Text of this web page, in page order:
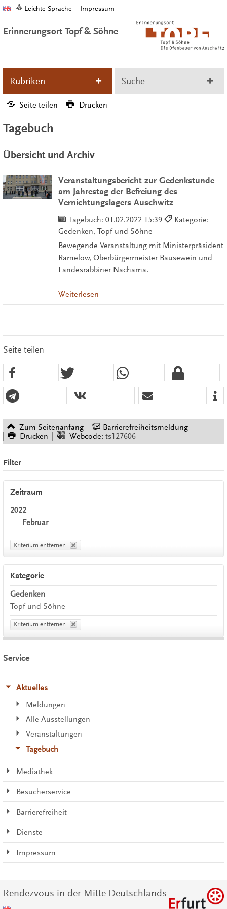
Leichte Sprache Impressum
Erinnerungsort Topf & Söhne
Rubriken Suche
Seite teilen Drucken
Tagebuch
Übersicht und Archiv
Veranstaltungsbericht zur Gedenkstunde
am Jahrestag der Befreiung des
Vernichtungslagers Auschwitz
Tagebuch: 01.02.2022 15:39
Kategorie:
Gedenken, Topf und Söhne
Bewegende Veranstaltung mit Ministerpräsident
Ramelow, Oberbürgermeister Bausewein und
Landesrabbiner Nachama.
Weiterlesen
Seite teilen
Zum Seitenanfang
Barrierefreiheitsmeldung
Drucken
Webcode: ts127606
Filter
Zeitraum
2022
Februar
Kriterium entfernen
Kategorie
Gedenken
Topf und Söhne
Kriterium entfernen
Service
Aktuelles
Meldungen
Alle Ausstellungen
Veranstaltungen
Tagebuch
Mediathek
Besucherservice
Barrierefreiheit
Dienste
Impressum
Rendezvous in der Mitte Deutschlands